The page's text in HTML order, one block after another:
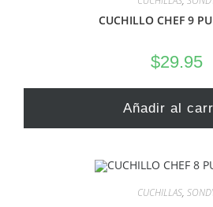
CUCHILLO CHEF 9
$29.95
Añadir al
CUCHILLAS,